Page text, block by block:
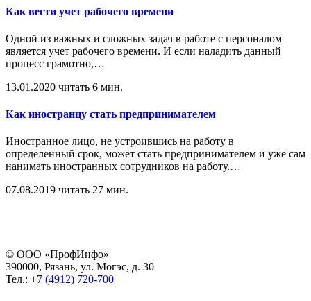
Как вести учет рабочего времени
Одной из важных и сложных задач в работе с персоналом
является учет рабочего времени. И если наладить данный
процесс грамотно,…
13.01.2020 читать 6 мин.
Как иностранцу стать предпринимателем
Иностранное лицо, не устроившись на работу в
определенный срок, может стать предпринимателем и уже сам
нанимать иностранных сотрудников на работу.…
07.08.2019 читать 27 мин.
© ООО «ПрофИнфо»
390000, Рязань, ул. Могэс, д. 30
Тел.: +7 (4912) 720-700